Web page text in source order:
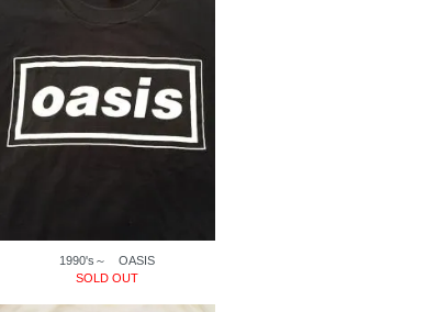
1990's～ OASIS
SOLD OUT